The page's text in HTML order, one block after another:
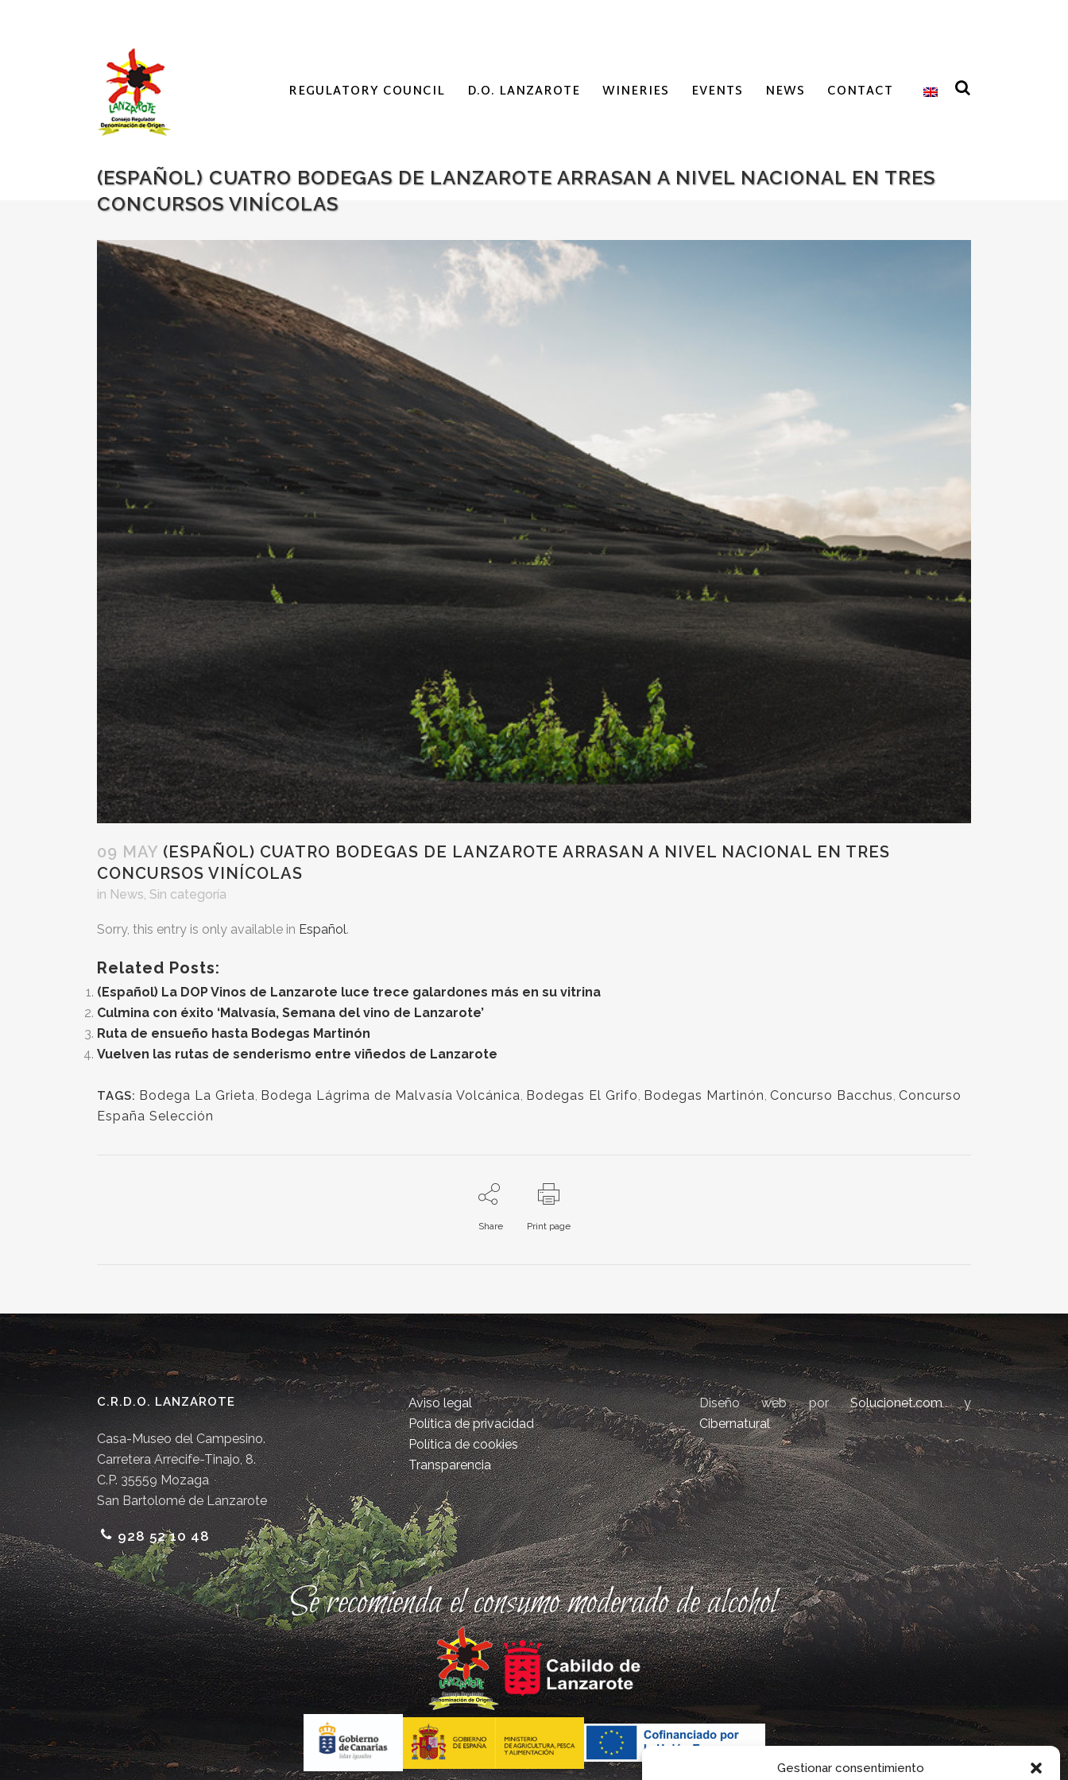
Gestionar consentimiento
REGULATORY COUNCIL D.O. LANZAROTE WINERIES EVENTS NEWS CONTACT
(ESPAÑOL) CUATRO BODEGAS DE LANZAROTE ARRASAN A NIVEL NACIONAL EN TRES
CONCURSOS VINÍCOLAS
09 MAY (ESPAÑOL) CUATRO BODEGAS DE LANZAROTE ARRASAN A NIVEL NACIONAL EN TRES
CONCURSOS VINÍCOLAS
in News, Sin categoría
Sorry, this entry is only available in Español.
Related Posts:
(Español) La DOP Vinos de Lanzarote luce trece galardones más en su vitrina
Culmina con éxito ‘Malvasía, Semana del vino de Lanzarote’
Ruta de ensueño hasta Bodegas Martinón
Vuelven las rutas de senderismo entre viñedos de Lanzarote
TAGS: Bodega La Grieta, Bodega Lágrima de Malvasía Volcánica, Bodegas El Grifo, Bodegas Martinón, Concurso Bacchus, Concurso
España Selección
Share Print page
C.R.D.O. LANZAROTE
Casa-Museo del Campesino.
Carretera Arrecife-Tinajo, 8.
C.P. 35559 Mozaga
San Bartolomé de Lanzarote
928 52 10 48
Aviso legal
Política de privacidad
Política de cookies
Transparencia
Diseño web porSolucionet.comy
Cibernatural
Se recomienda el consumo moderado de alcohol